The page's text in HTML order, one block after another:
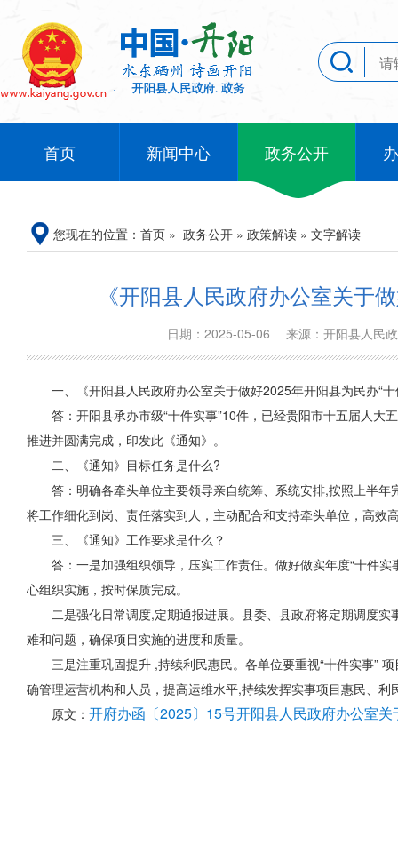
首页 新闻中心 政务公开
您现在的位置： 首页 » 政务公开 » 政策解读 » 文字解读
《开阳县人民政府办公室关于
日期：2025-05-06 来源：开阳县人
一、
《开阳县人民政府办公室关于做好2025年开阳县为民办“
答：开阳县承办市级“十件实事”10件，已经贵阳市十五届人
推进并圆满完成，印发此《通知》。
二、《通知》目标任务是什么?
答：明确各牵头单位主要领导亲自统筹、系统安排,按照上半
将工作细化到岗、责任落实到人，主动配合和支持牵头单位，高效
三、《通知》工作要求是什么？
答：一是加强组织领导，压实工作责任。做好做实年度“十件
心组织实施，按时保质完成。
二是强化日常调度,定期通报进展。县委、县政府将定期调度
难和问题，确保项目实施的进度和质量。
三是注重巩固提升 ,持续利民惠民。各单位要重视“十件实事”
确管理运营机构和人员，提高运维水平,持续发挥实事项目惠民、利
原文： 开府办函〔2025〕15号开阳县人民政府办公室